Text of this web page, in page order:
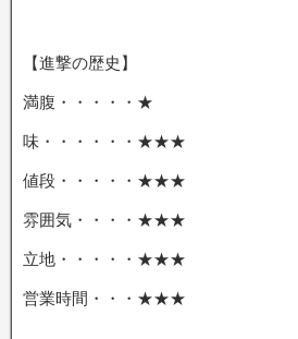
【進撃の歴史】
満腹・・・・・★
味・・・・・・★★★
値段・・・・・★★★
雰囲気・・・・★★★
立地・・・・・★★★
営業時間・・・★★★